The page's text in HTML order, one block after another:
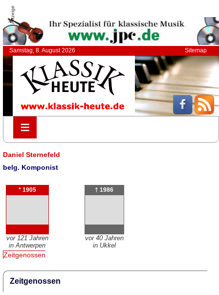
Anzeige
Samstag, 8. August 2026 Sitemap
≡
≡
Daniel Sternefeld
belg. Komponist
* 1905
vor 121 Jahren
in Antwerpen
† 1986
vor 40 Jahren
in Ukkel
Zeitgenossen
Zeitgenossen